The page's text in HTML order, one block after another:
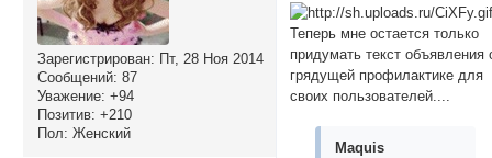
Зарегистрирован: Пт, 28 Ноя 2014
Сообщений: 87
Уважение: +94
Позитив: +210
Пол: Женский
Теперь мне остается только
придумать текст объявления
грядущей профилактике для
своих пользователей....
Maquis